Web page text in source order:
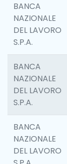
BANCA
NAZIONALE
DEL LAVORO
S.P.A.
BANCA
NAZIONALE
DEL LAVORO
S.P.A.
BANCA
NAZIONALE
DEL LAVORO